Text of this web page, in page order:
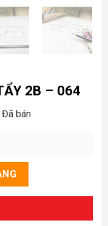
2B – 064
bán